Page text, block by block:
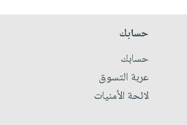
حسابك
حسابك
عربة التسوق
لائحة الأمنيات